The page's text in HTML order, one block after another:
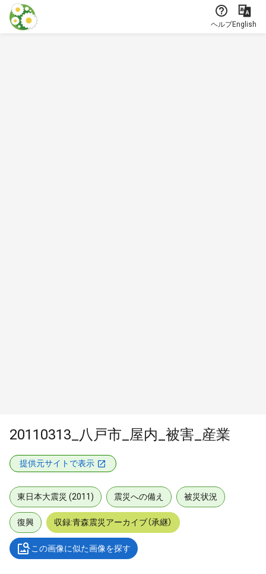
本文に飛ぶ
ヘルプEnglish
20110313_八戸市_屋内_被害_産業
提供元サイトで表示
東日本大震災 (2011) 震災への備え 被災状況
復興 収録:青森震災アーカイブ（承継）
この画像に似た画像を探す